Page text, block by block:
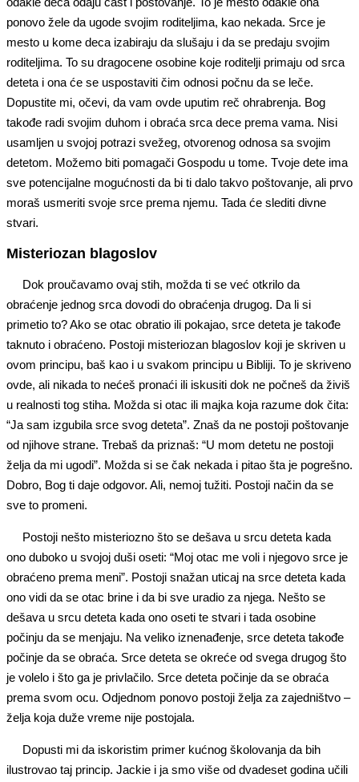
ponovo žele da ugode svojim roditeljima, kao nekada. Srce je
mesto u kome deca izabiraju da slušaju i da se predaju svojim
roditeljima. To su dragocene osobine koje roditelji primaju od srca
deteta i ona će se uspostaviti čim odnosi počnu da se leče.
Dopustite mi, očevi, da vam ovde uputim reč ohrabrenja. Bog
takođe radi svojim duhom i obraća srca dece prema vama. Nisi
usamljen u svojoj potrazi svežeg, otvorenog odnosa sa svojim
detetom. Možemo biti pomagači Gospodu u tome. Tvoje dete ima
sve potencijalne mogućnosti da bi ti dalo takvo poštovanje, ali prvo
moraš usmeriti svoje srce prema njemu. Tada će slediti divne
stvari.
Misteriozan blagoslov
Dok proučavamo ovaj stih, možda ti se već otkrilo da
obraćenje jednog srca dovodi do obraćenja drugog. Da li si
primetio to? Ako se otac obratio ili pokajao, srce deteta je takođe
taknuto i obraćeno. Postoji misteriozan blagoslov koji je skriven u
ovom principu, baš kao i u svakom principu u Bibliji. To je skriveno
ovde, ali nikada to nećeš pronaći ili iskusiti dok ne počneš da živiš
u realnosti tog stiha. Možda si otac ili majka koja razume dok čita:
“Ja sam izgubila srce svog deteta”. Znaš da ne postoji poštovanje
od njihove strane. Trebaš da priznaš: “U mom detetu ne postoji
želja da mi ugodi”. Možda si se čak nekada i pitao šta je pogrešno.
Dobro, Bog ti daje odgovor. Ali, nemoj tužiti. Postoji način da se
sve to promeni.
Postoji nešto misteriozno što se dešava u srcu deteta kada
ono duboko u svojoj duši oseti: “Moj otac me voli i njegovo srce je
obraćeno prema meni”. Postoji snažan uticaj na srce deteta kada
ono vidi da se otac brine i da bi sve uradio za njega. Nešto se
dešava u srcu deteta kada ono oseti te stvari i tada osobine
počinju da se menjaju. Na veliko iznenađenje, srce deteta takođe
počinje da se obraća. Srce deteta se okreće od svega drugog što
je volelo i što ga je privlačilo. Srce deteta počinje da se obraća
prema svom ocu. Odjednom ponovo postoji želja za zajedništvo –
želja koja duže vreme nije postojala.
Dopusti mi da iskoristim primer kućnog školovanja da bih
ilustrovao taj princip. Jackie i ja smo više od dvadeset godina učili